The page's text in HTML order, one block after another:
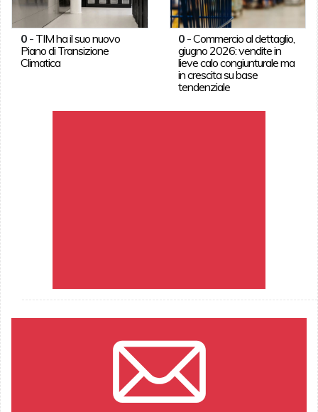
0- TIM ha il suo nuovo
Piano di Transizione
Climatica
0 -Commercio al dettaglio,
giugno 2026: vendite in
lieve calo congiunturale ma
in crescita su base
tendenziale